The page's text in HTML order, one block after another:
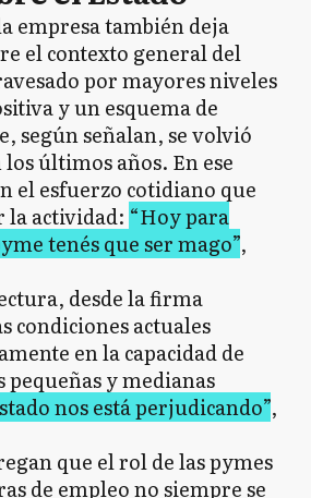
empresa también deja
el contexto general del
por mayores niveles
y un esquema de
según señalan, se volvió
últimos años. En ese
el esfuerzo cotidiano que
la actividad: “Hoy para
tenés que ser mago”,
desde la firma
condiciones actuales
en la capacidad de
pequeñas y medianas
nos está perjudicando”,
que el rol de las pymes
de empleo no siempre se